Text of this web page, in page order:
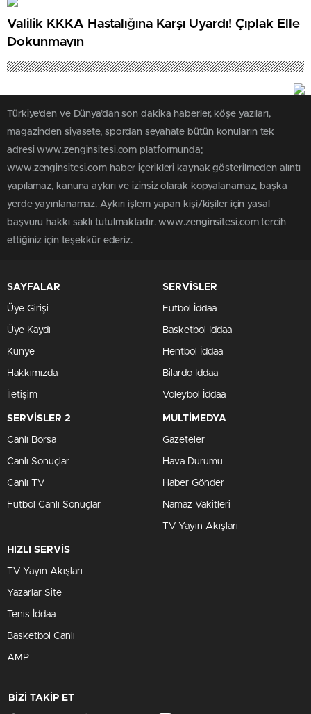
Valilik KKKA Hastalığına Karşı Uyardı! Çıplak Elle
Dokunmayın
Türkiye'den ve Dünya’dan son dakika haberler, köşe yazıları,
magazinden siyasete, spordan seyahate bütün konuların tek
adresi www.zenginsitesi.com platformunda;
www.zenginsitesi.com haber içerikleri kaynak gösterilmeden alıntı
yapılamaz, kanuna aykırı ve izinsiz olarak kopyalanamaz, başka
yerde yayınlanamaz. Aykırı işlem yapan kişi/kişiler için yasal
başvuru hakkı saklı tutulmaktadır. www.zenginsitesi.com tercih
ettiğiniz için teşekkür ederiz.
SAYFALAR
Üye Girişi
Üye Kaydı
Künye
Hakkımızda
İletişim
SERVİSLER
Futbol İddaa
Basketbol İddaa
Hentbol İddaa
Bilardo İddaa
Voleybol İddaa
SERVİSLER 2
Canlı Borsa
Canlı Sonuçlar
Canlı TV
Futbol Canlı Sonuçlar
MULTİMEDYA
Gazeteler
Hava Durumu
Haber Gönder
Namaz Vakitleri
TV Yayın Akışları
HIZLI SERVİS
TV Yayın Akışları
Yazarlar Site
Tenis İddaa
Basketbol Canlı
AMP
BİZİ TAKİP ET